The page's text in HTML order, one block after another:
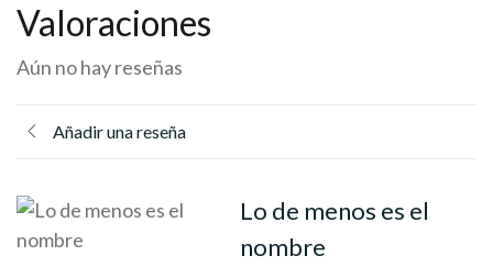
Valoraciones
Aún no hay reseñas
Añadir una reseña
Lo de menos es el
nombre